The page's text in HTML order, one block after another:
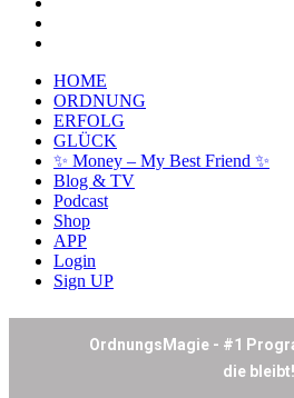
Close
Menu
HOME
ORDNUNG
ERFOLG
GLÜCK
✨ Money – My Best Friend ✨
Blog & TV
Podcast
Shop
APP
Login
Sign UP